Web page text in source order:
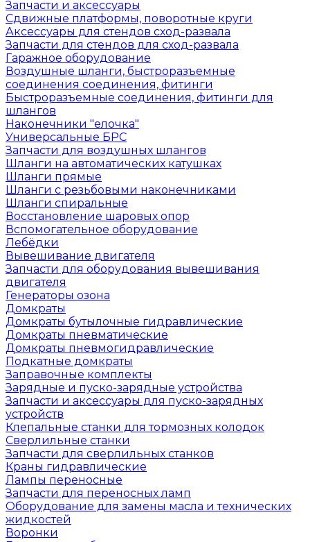
Запчасти и аксессуары
Сдвижные платформы, поворотные круги
Аксессуары для стендов сход-развала
Запчасти для стендов для сход-развала
Гаражное оборудование
Воздушные шланги, быстроразъемные
соединения соединения, фитинги
Быстроразъемные соединения, фитинги для
шлангов
Наконечники "елочка"
Универсальные БРС
Запчасти для воздушных шлангов
Шланги на автоматических катушках
Шланги прямые
Шланги с резьбовыми наконечниками
Шланги спиральные
Восстановление шаровых опор
Вспомогательное оборудование
Лебёдки
Вывешивание двигателя
Запчасти для оборудования вывешивания
двигателя
Генераторы озона
Домкраты
Домкраты бутылочные гидравлические
Домкраты пневматические
Домкраты пневмогидравлические
Подкатные домкраты
Заправочные комплекты
Зарядные и пуско-зарядные устройства
Запчасти и аксессуары для пуско-зарядных
устройств
Клепальные станки для тормозных колодок
Сверлильные станки
Запчасти для сверлильных станков
Краны гидравлические
Лампы переносные
Запчасти для переносных ламп
Оборудование для замены масла и технических
жидкостей
Воронки